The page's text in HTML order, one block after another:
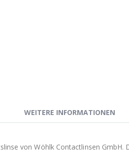
von Wöhlk Contactlinsen
WEITERE INFORMATIONEN